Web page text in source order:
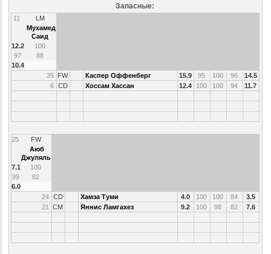
Запасные:
11
LM
Мухамед
Саид
12.2
100
97
88
10.4
35 FW Каспер Оффенберг 15.9 95 100 96
14.5
6 CD Хоссам Хассан 12.4 100 100 94 11.7
25
FW
Аюб
Джуляль
7.1
100
99
82
6.0
24 CD Хамза Туми 4.0 100 100 84
3.5
21
CM Яннис Ламгахез 9.2 100 98 82 7.6